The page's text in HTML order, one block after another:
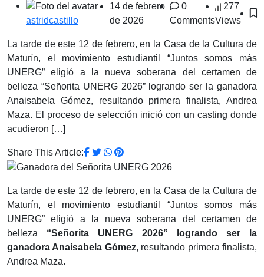
astridcastillo
14 de febrero
de 2026
0
Comments
277
Views
La tarde de este 12 de febrero, en la Casa de la Cultura de
Maturín, el movimiento estudiantil “Juntos somos más
UNERG” eligió a la nueva soberana del certamen de
belleza “Señorita UNERG 2026” logrando ser la ganadora
Anaisabela Gómez, resultando primera finalista, Andrea
Maza. El proceso de selección inició con un casting donde
acudieron […]
Share This Article:
La tarde de este 12 de febrero, en la Casa de la Cultura de
Maturín, el movimiento estudiantil “Juntos somos más
UNERG” eligió a la nueva soberana del certamen de
belleza “Señorita UNERG 2026” logrando ser la
ganadora Anaisabela Gómez, resultando primera finalista,
Andrea Maza.